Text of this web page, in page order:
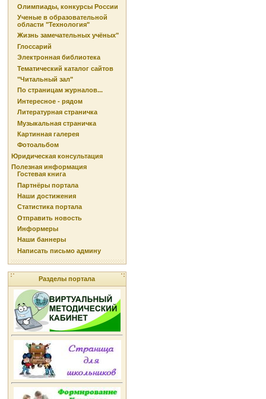
Олимпиады, конкурсы России
Ученые в образовательной
области "Технология"
Жизнь замечательных учёных"
Глоссарий
Электронная библиотека
Тематический каталог сайтов
"Читальный зал"
По страницам журналов...
Интересное - рядом
Литературная страничка
Музыкальная страничка
Картинная галерея
Фотоальбом
Юридическая консультация
Полезная информация
Гостевая книга
Партнёры портала
Наши достижения
Статистика портала
Отправить новость
Информеры
Наши баннеры
Написать письмо админу
Разделы портала